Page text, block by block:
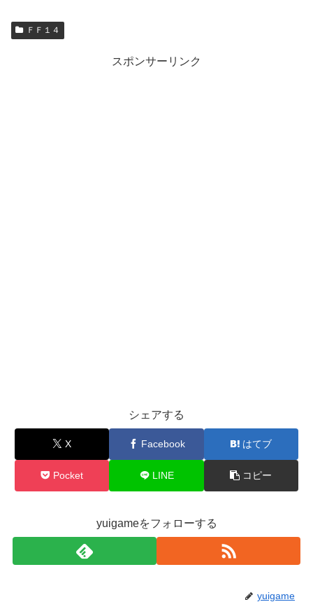
ＦＦ１４
スポンサーリンク
シェアする
X Facebook はてブ
Pocket LINE コピー
yuigameをフォローする
yuigame